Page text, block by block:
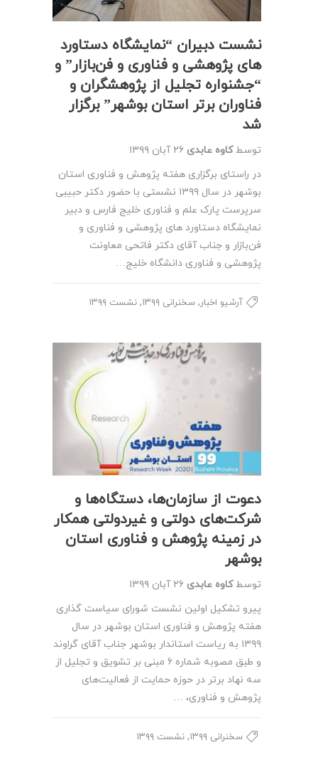
نشست دبیران “نمایشگاه دستاورد
های پژوهشی و فناوری و فن‌بازار” و
“جشنواره تجلیل از پژوهشگران و
فناوران برتر استان بوشهر” برگزار
شد
توسطکاوه عابدی ۲۶ آبان ۱۳۹۹
در راستای برگزاری هفته پژوهش و فناوری استان
بوشهر در سال ۱۳۹۹ نشستی با حضور دکتر حبیبی
سرپرست پارک علم و فناوری خلیج فارس و دبیر
نمایشگاه دستاورد های پژوهشی و فناوری و
فن‌بازار و جناب آقای دکتر فاتحی معاونت
پژوهشی و فناوری دانشگاه خلیج…
آرشیو اخبار, سخنرانی ۱۳۹۹ , نشست ۱۳۹۹
دعوت از سازمان‌ها، دستگاه‌ها و
شرکت‌های دولتی و غیردولتی همکار
در زمینه پژوهش و فناوری استان
بوشهر
توسطکاوه عابدی ۲۶ آبان ۱۳۹۹
پیرو تشکیل اولین نشست شورای سیاست گذاری
هفته پژوهش و فناوری استان بوشهر در سال
۱۳۹۹ به ریاست استاندار بوشهر جناب آقای گراوند
و طبق مصوبه شماره ۶ مبنی بر تشویق و تجلیل از
سه نهاد برتر در حوزه حمایت از فعالیت‌های
پژوهش و فناوری، …
سخنرانی ۱۳۹۹ , نشست ۱۳۹۹